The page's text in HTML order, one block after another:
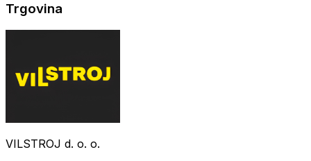
Trgovina
VILSTROJ d. o. o.